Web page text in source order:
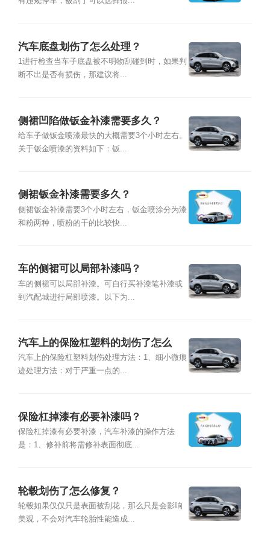
汽车底盘划伤了怎么处理？
1进行检查当车子底盘被不明物刮碰到时，如果判
断不出是否有损伤，那建议将...
侧裙凹陷做钣金补漆需要多久？
给车子做钣金喷漆最快的大概需要3个小时左右。
关于钣金喷漆的资料如下：钣...
侧裙钣金补漆需要多久？
侧裙钣金补漆需要3个小时左右，钣金喷涂分为漆
和粉两种，喷粉的干的比较快...
车的侧裙可以局部补漆吗？
车的侧裙可以局部补漆。可自行买补漆笔补漆或
到汽配城进行局部喷漆。以下为...
汽车上的保险杠塑料的划伤了怎么
补？
汽车上的保险杠塑料划伤处理方法：1、细小微痕
迹处理方法：对于严重一点的...
保险杠掉漆有必要补漆吗？
保险杠掉漆有必要补漆，汽车补漆的操作方法
是：1、修补前将需修补表面彻底...
轮毂划伤了怎么修复？
轮毂如果仅仅只是表面被刮花，那么只是会影响
美观，不会对汽车轮胎性能造成...